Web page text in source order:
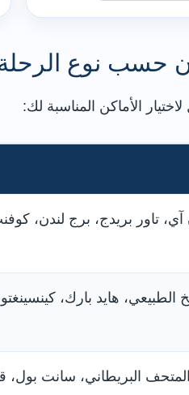
حسب نوع
الأماكن المناسبة لك:
آي، تاور بريدج، برج لندن،
هايد بارك،
البريطاني، سانت بول،